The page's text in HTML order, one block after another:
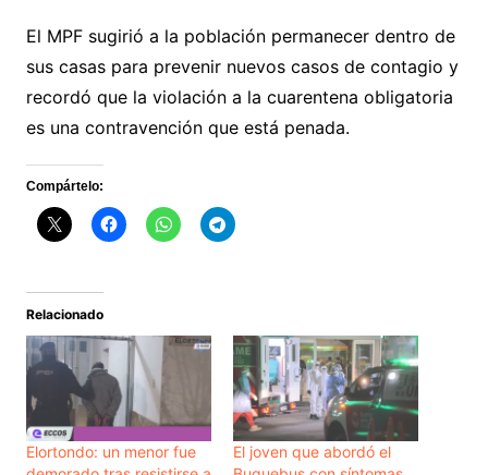
El MPF sugirió a la población permanecer dentro de
sus casas para prevenir nuevos casos de contagio y
recordó que la violación a la cuarentena obligatoria
es una contravención que está penada.
Compártelo:
Relacionado
Elortondo: un menor fue
El joven que abordó el